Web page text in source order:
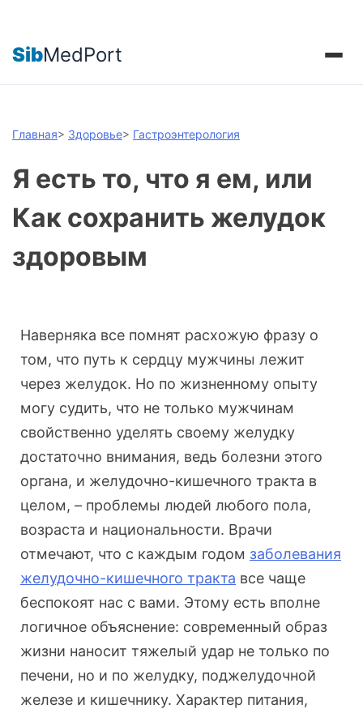
SibMedPort
Главная> Здоровье> Гастроэнтерология
Я есть то, что я ем, или
Как сохранить желудок
здоровым
Наверняка все помнят расхожую фразу о
том, что путь к сердцу мужчины лежит
через желудок. Но по жизненному опыту
могу судить, что не только мужчинам
свойственно уделять своему желудку
достаточно внимания, ведь болезни этого
органа, и желудочно-кишечного тракта в
целом, – проблемы людей любого пола,
возраста и национальности. Врачи
отмечают, что с каждым годом заболевания
желудочно-кишечного тракта все чаще
беспокоят нас с вами. Этому есть вполне
логичное объяснение: современный образ
жизни наносит тяжелый удар не только по
печени, но и по желудку, поджелудочной
железе и кишечнику. Характер питания,